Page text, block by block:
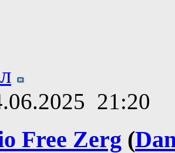
21:20
Free Zerg (